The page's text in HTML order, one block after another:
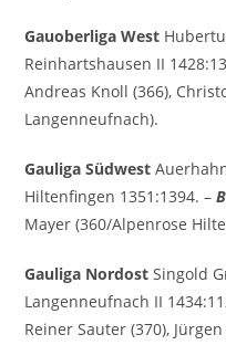
Gauoberliga West
Reinhartshausen II
Andreas Knoll (366),
Langenneufnach).
Gauliga Südwest
Hiltenfingen 1351:1394. –
Mayer (360/Alpenrose
Gauliga Nordost Singold
Langenneufnach II
Reiner Sauter (370),